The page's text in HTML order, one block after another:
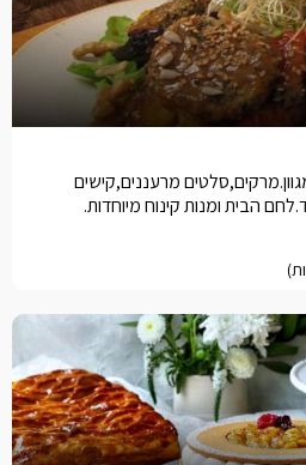
מרעננים,קישים
הבית ומנות קינוח מיוחדות.